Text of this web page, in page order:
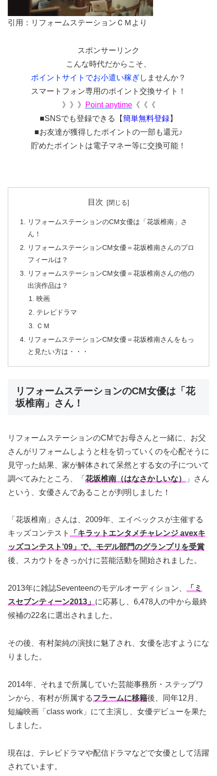
引用：リフォームステーションＣＭより
スポンサーリンク
こんな時代だからこそ、
ポイントサイトでお小遣い稼ぎしませんか？
スマートフォン専用のポイント交換サイト！
》》》
Point anytime《《《
■SNSでも登録できる【簡単無料登録】
■お友達が獲得したポイントの一部も還元♪
貯めたポイントは電子マネー等に交換可能！
目次
リフォームステーションのCM女優は「花坂椎南」さ
ん！
リフォームステーションCM女優＝花坂椎南さんのプロ
フィールは？
リフォームステーションCM女優＝花坂椎南さんの他の
出演作品は？
映画
テレビドラマ
ＣＭ
リフォームステーションCM女優＝花坂椎南さんをもっ
と見たい方は・・・
リフォームステーションのCM女優は「花
坂椎南」さん！
リフォームステーションのCMでお母さんと一緒に、お父
さんがリフォームしようと柱を切っていくのを心配そうに
見守った結果、家が解体されて呆然とする女の子について
調べてみたところ、「 花坂椎南（はなさかしいな）
」さん
という、女優さんであることが判明しました！
「花坂椎南」さんは、2009年、エイベックスが主催する
キッズコンテスト 「キラットエンタメチャレンジ avexキ
ッズコンテスト’09」で、モデル部門のグランプリを受賞
後、スカウトをきっかけに芸能活動を開始されました。
2013年に雑誌Seventeenのモデルオーディション、
「ミ
スセブンティーン2013」 に応募し、6,478人の中から最終
候補の22名に選出されました。
その後、有村架純の演技に魅了され、女優を志すようにな
りました。
2014年、それまで所属していた芸能事務所・ステップワ
ンから、有村が所属するフラームに移籍後、同年12月、
短編映画「class work」にて主演し、女優デビューを果た
しました。
現在は、テレビドラマや配信ドラマなどで女優として活躍
されています。